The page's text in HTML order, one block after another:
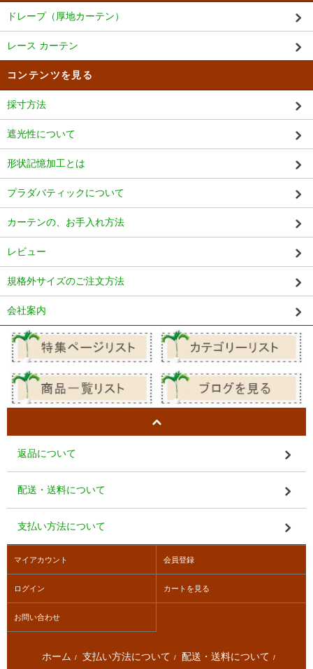
ドレープ（厚地カーテン）
レース カーテン
コンテンツを見る
採寸方法
遮光性について
形状記憶加工とは
プラダバティックについて
カーテンの、お手入れ方法
レビュー
規格外サイズのご注文方法
会社案内
返品について
配送・送料について
支払い方法について
マイアカウント 会員登録
ログイン カートを見る
お問い合わせ
ホーム / 支払い方法について / 配送・送料について /